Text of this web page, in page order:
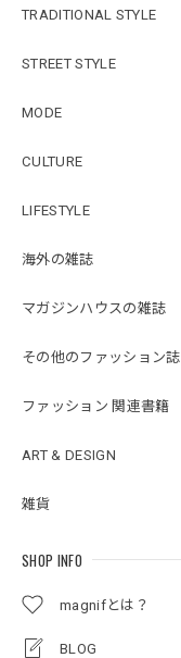
TRADITIONAL STYLE
STREET STYLE
MODE
CULTURE
LIFESTYLE
海外の雑誌
マガジンハウスの雑誌
その他のファッション誌
ファッション 関連書籍
ART & DESIGN
雑貨
SHOP INFO
magnifとは？
BLOG